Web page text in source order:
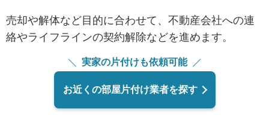
売却や解体など目的に合わせて、不動産会社への連
絡やライフラインの契約解除などを進めます。
実家の片付けも依頼可能
お近くの部屋片付け業者を探す